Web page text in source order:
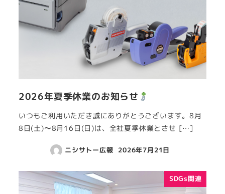
2026年夏季休業のお知らせ
いつもご利用いただき誠にありがとうございます。8月
8日(土)〜8月16日(日)は、全社夏季休業とさせ […]
ニシサトー広報 2026年7月21日
SDGs関連